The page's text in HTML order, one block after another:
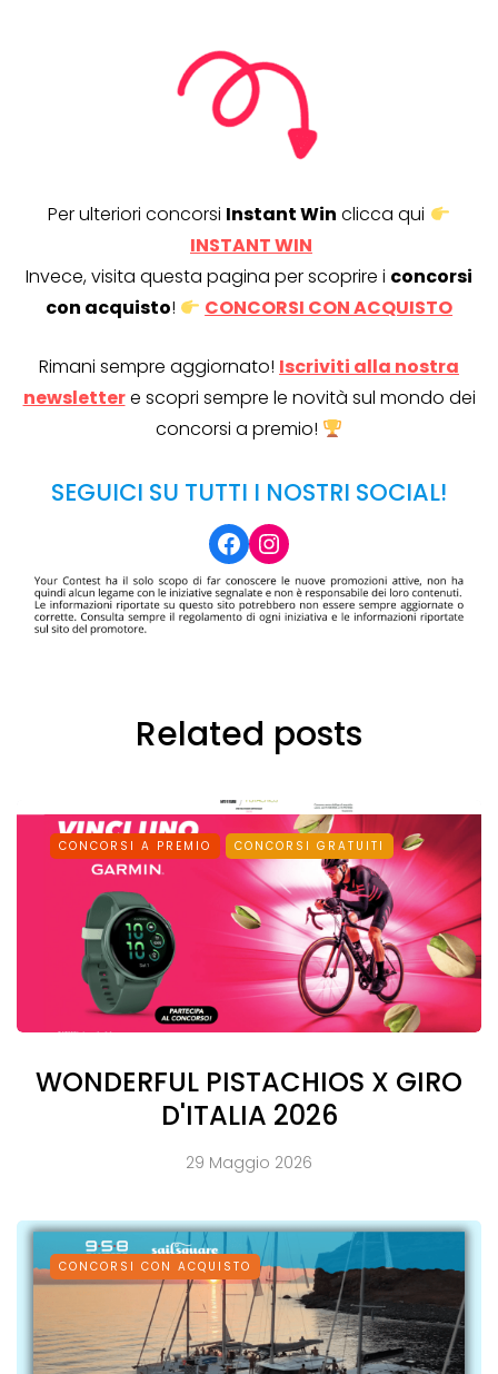
Per ulteriori concorsi Instant Win clicca qui
INSTANT WIN
Invece, visita questa pagina per scoprire i concorsi
con acquisto! CONCORSI CON ACQUISTO
Rimani sempre aggiornato! Iscriviti alla nostra
newslettere scopri sempre le novità sul mondo dei
concorsi a premio!
SEGUICI SU TUTTI I NOSTRI SOCIAL!
Facebook
Instagram
Related posts
CONCORSI A PREMIO CONCORSI GRATUITI
WONDERFUL PISTACHIOS X GIRO
D'ITALIA 2026
29 Maggio 2026
CONCORSI CON ACQUISTO